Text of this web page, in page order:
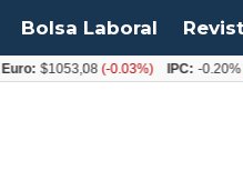
Bolsa Laboral
$1053,08(-0.03%) IPC: -0.20% (-0.50